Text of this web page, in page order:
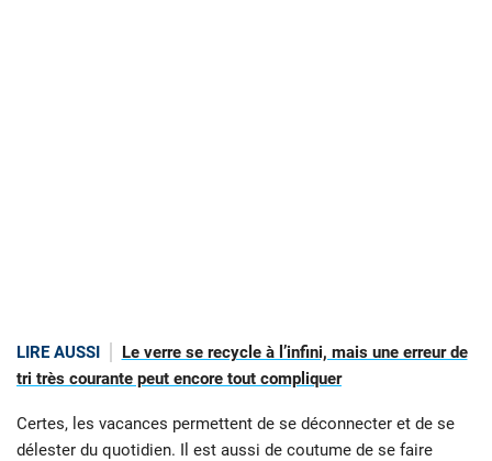
LIRE AUSSI
Le verre se recycle à l’infini, mais une erreur de
tri très courante peut encore tout compliquer
Certes, les vacances permettent de se déconnecter et de se
délester du quotidien. Il est aussi de coutume de se faire